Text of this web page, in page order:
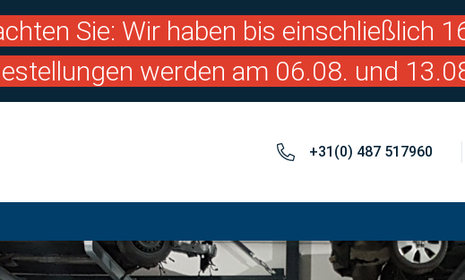
Sie: Wir haben bis einschließlich
werden am 06.08. und
+31(0) 487 517960